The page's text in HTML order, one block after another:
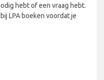
hebt of een vraag hebt.
LPA boeken voordat je